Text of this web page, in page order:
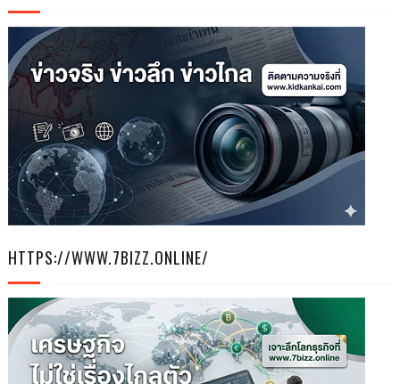
HTTPS://WWW.7BIZZ.ONLINE/